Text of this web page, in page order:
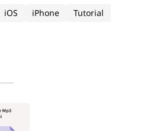
iOS iPhone Tutorial